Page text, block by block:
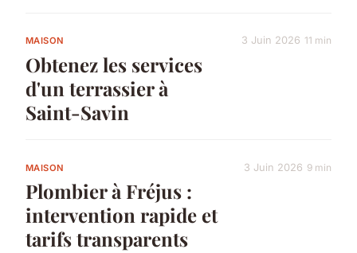
MAISON
Obtenez les services
d'un terrassier à
Saint-Savin
3 Juin 2026 11 min
MAISON
Plombier à Fréjus :
intervention rapide et
tarifs transparents
3 Juin 2026 9 min